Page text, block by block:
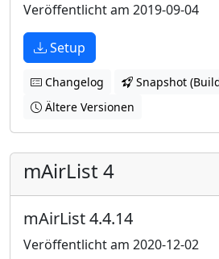
Veröffentlicht am 2019-09-04
Setup
Changelog
Snapshot
Ältere Versionen
mAirList 4
mAirList 4.4.14
Veröffentlicht am 2020-12-02